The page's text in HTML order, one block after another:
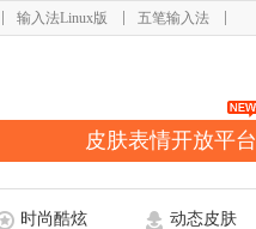
输入法Linux版 五笔输入法
皮肤表情开放平台
时尚酷炫 动态皮肤